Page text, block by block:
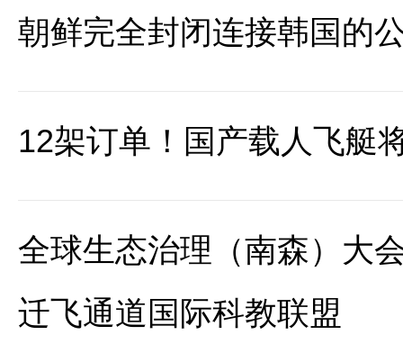
朝鲜完全封闭连接韩国的
12架订单！国产载人飞艇
全球生态治理（南森）大
迁飞通道国际科教联盟